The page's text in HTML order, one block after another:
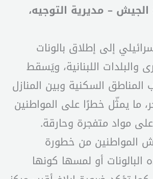
– مديرية التوجيه،
إلى إطلاق بالونات
والبلدات اللبنانية، ويَسقط
السكنية وبين المنازل
ما يمثّل خطرًا على المواطنين
مواد متفجرة وحارقة.
المواطنين من خطورة
البالونات أو لمسها كونها